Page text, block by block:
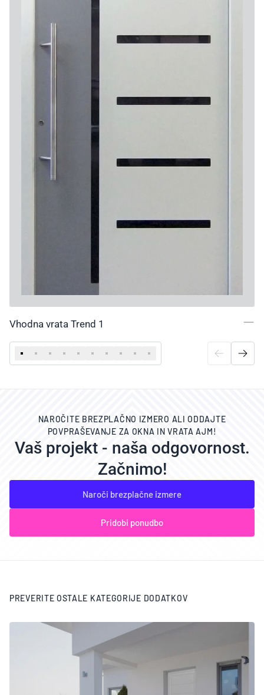
Vhodna vrata Trend 1
NAROČITE BREZPLAČNO IZMERO ALI ODDAJTE
POVPRAŠEVANJE ZA OKNA IN VRATA AJM!
Vaš projekt - naša odgovornost.
Začnimo!
Naroči brezplačne izmere
Pridobi ponudbo
PREVERITE OSTALE KATEGORIJE DODATKOV